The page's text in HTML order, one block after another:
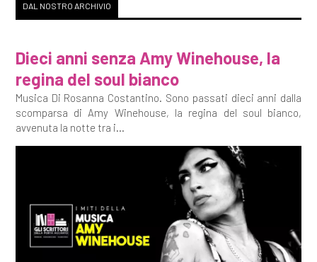
DAL NOSTRO ARCHIVIO
Dieci anni senza Amy Winehouse, la
regina del soul bianco
Musica Di Rosanna Costantino. Sono passati dieci anni dalla
scomparsa di Amy Winehouse, la regina del soul bianco,
avvenuta la notte tra i...